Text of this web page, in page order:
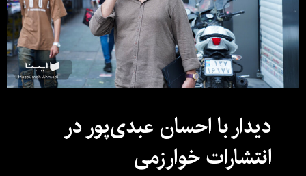
دیدار با احسان عبدی‌پور در
انتشارات خوارزمی